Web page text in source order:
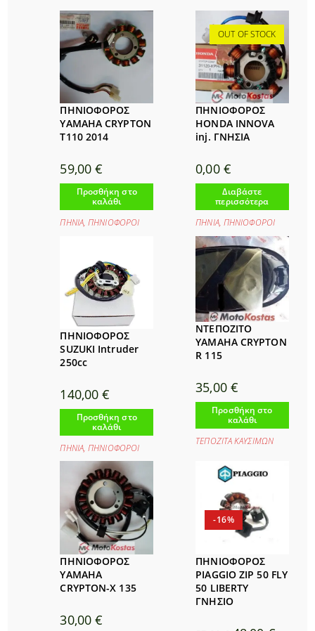
ΠΗΝΙΟΦΟΡΟΣ
YAMAHA CRYPTON
T110 2014
59,00€
Προσθήκη στο
καλάθι
ΠΗΝΙΑ,ΠΗΝΙΟΦΟΡΟΙ
OUT OF STOCK
ΠΗΝΙΟΦΟΡΟΣ
HONDA INNOVA
inj. ΓΝΗΣΙΑ
0,00 €
Διαβάστε
περισσότερα
ΠΗΝΙΑ, ΠΗΝΙΟΦΟΡΟΙ
ΠΗΝΙΟΦΟΡΟΣ
SUZUKI Intruder
250cc
140,00€
Προσθήκη στο
καλάθι
ΠΗΝΙΑ,ΠΗΝΙΟΦΟΡΟΙ
ΝΤΕΠΟΖΙΤΟ
YAMAHA CRYPTON
R 115
35,00 €
Προσθήκη στο
καλάθι
ΤΕΠΟΖΙΤΑ ΚΑΥΣΙΜΩΝ
ΠΗΝΙΟΦΟΡΟΣ
YAMAHA
CRYPTON-X 135
30,00€
-16%
ΠΗΝΙΟΦΟΡΟΣ
PIAGGIO ZIP 50 FLY
50 LIBERTY
ΓΝΗΣΙΟ